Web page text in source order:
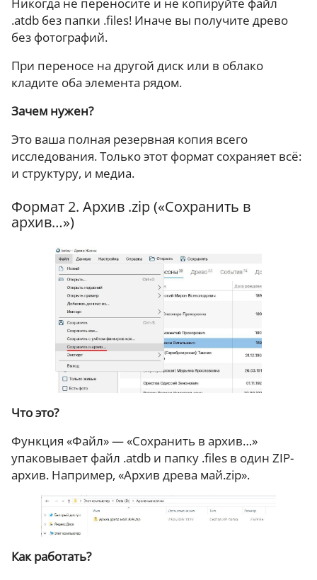
Никогда не переносите и не копируйте файл
.atdb без папки .files! Иначе вы получите древо
без фотографий.
При переносе на другой диск или в облако
кладите оба элемента рядом.
Зачем нужен?
Это ваша полная резервная копия всего
исследования. Только этот формат сохраняет всё:
и структуру, и медиа.
Формат 2. Архив .zip («Сохранить в
архив…»)
Что это?
Функция «Файл» — «Сохранить в архив…»
упаковывает файл .atdb и папку .files в один ZIP-
архив. Например, «Архив древа май.zip».
Как работать?